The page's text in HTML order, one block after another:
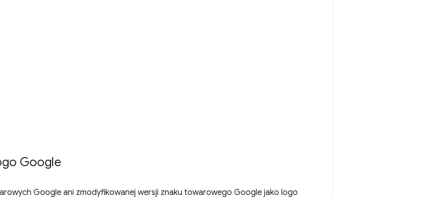
Google
Google ani zmodyfikowanej wersji znaku towarowego Google jako logo